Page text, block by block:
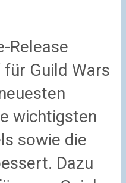
Release
Guild Wars
wichtigsten
sowie die
Dazu